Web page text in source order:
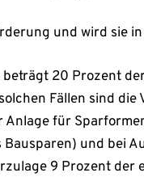
und wird sie
20 Prozent
Fällen sind
für
Bausparen) und bei
9 Prozent der